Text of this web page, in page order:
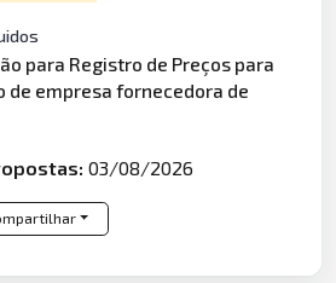
para Registro de Preços para
empresa fornecedora de
03/08/2026